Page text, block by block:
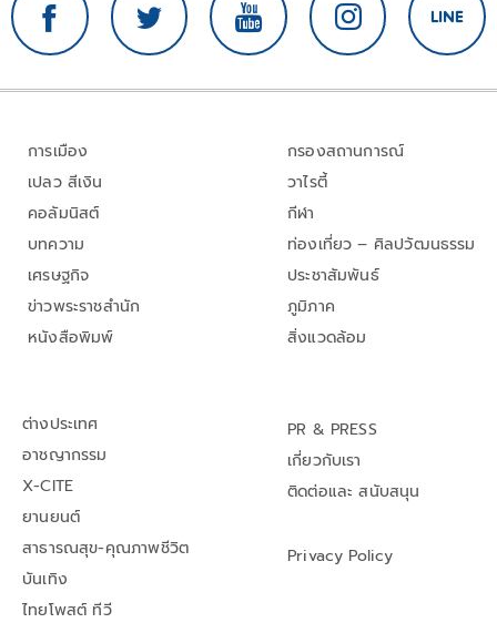
การเมือง
เปลว สีเงิน
คอลัมนิสต์
บทความ
เศรษฐกิจ
ข่าวพระราชสำนัก
หนังสือพิมพ์
กรองสถานการณ์
วาไรตี้
กีฬา
ท่องเที่ยว – ศิลปวัฒนธรรม
ประชาสัมพันธ์
ภูมิภาค
สิ่งแวดล้อม
ต่างประเทศ
อาชญากรรม
X-CITE
ยานยนต์
สาธารณสุข-คุณภาพชีวิต
บันเทิง
ไทยโพสต์ ทีวี
PR & PRESS
เกี่ยวกับเรา
ติดต่อและ สนับสนุน
Privacy Policy